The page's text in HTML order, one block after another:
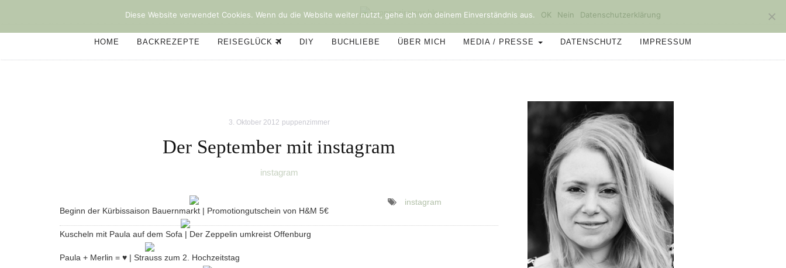
HOME BACKREZEPTE REISEGLÜCK DIY BUCHLIEBE ÜBER MICH MEDIA / PRESSE DATENSCHUTZ IMPRESSUM
3. Oktober 2012 puppenzimmer
Der September mit instagram
instagram
Beginn der Kürbissaison Bauernmarkt | Promotiongutschein von H&M 5€
Kuscheln mit Paula auf dem Sofa | Der Zeppelin umkreist Offenburg
Paula + Merlin = ♥ | Strauss zum 2. Hochzeitstag
instagram
Beitragsnavigation
Diese Website verwendet Cookies. Wenn du die Website weiter nutzt, gehe ich von deinem Einverständnis aus. OK Nein Datenschutzerklärung